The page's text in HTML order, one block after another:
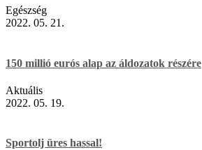
Egészség
2022. 05. 21.
150 millió eurós alap az áldozatok részére
Aktuális
2022. 05. 19.
Sportolj üres hassal!